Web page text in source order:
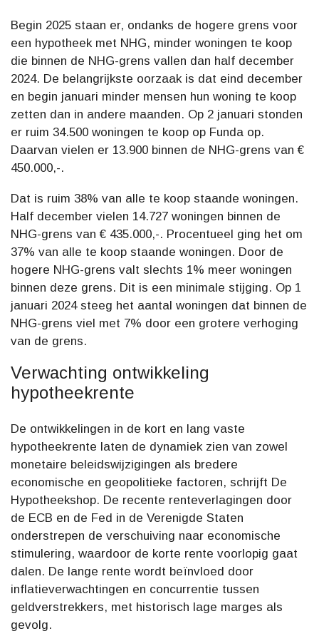
Begin 2025 staan er, ondanks de hogere grens voor
een hypotheek met NHG, minder woningen te koop
die binnen de NHG-grens vallen dan half december
2024. De belangrijkste oorzaak is dat eind december
en begin januari minder mensen hun woning te koop
zetten dan in andere maanden. Op 2 januari stonden
er ruim 34.500 woningen te koop op Funda op.
Daarvan vielen er 13.900 binnen de NHG-grens van €
450.000,-.
Dat is ruim 38% van alle te koop staande woningen.
Half december vielen 14.727 woningen binnen de
NHG-grens van € 435.000,-. Procentueel ging het om
37% van alle te koop staande woningen. Door de
hogere NHG-grens valt slechts 1% meer woningen
binnen deze grens. Dit is een minimale stijging. Op 1
januari 2024 steeg het aantal woningen dat binnen de
NHG-grens viel met 7% door een grotere verhoging
van de grens.
Verwachting ontwikkeling
hypotheekrente
De ontwikkelingen in de kort en lang vaste
hypotheekrente laten de dynamiek zien van zowel
monetaire beleidswijzigingen als bredere
economische en geopolitieke factoren, schrijft De
Hypotheekshop. De recente renteverlagingen door
de ECB en de Fed in de Verenigde Staten
onderstrepen de verschuiving naar economische
stimulering, waardoor de korte rente voorlopig gaat
dalen. De lange rente wordt beïnvloed door
inflatieverwachtingen en concurrentie tussen
geldverstrekkers, met historisch lage marges als
gevolg.